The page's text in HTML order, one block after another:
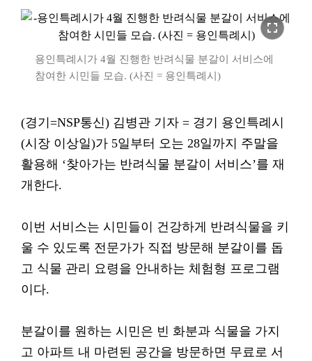
fullscreen
용인특례시가 4월 진행한 반려식물 분갈이 서비스에
참여한 시민들 모습. (사진 = 용인특례시)
(경기=NSP통신) 김병관 기자 = 경기 용인특례시
(시장 이상일)가 5일부터 오는 28일까지 주말을
활용해 ‘찾아가는 반려식물 분갈이 서비스’를 재
개한다.
이번 서비스는 시민들이 건강하게 반려식물을 키
울 수 있도록 전문가가 직접 방문해 분갈이를 돕
고 식물 관리 요령을 안내하는 체험형 프로그램
이다.
분갈이를 원하는 시민은 빈 화분과 식물을 가지
고 아파트 내 마련된 공간을 방문하면 무료로 서